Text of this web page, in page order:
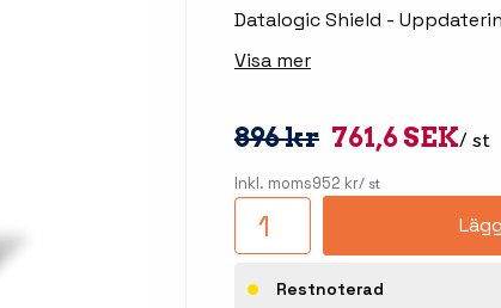
Datalogic Shield -
Visa mer
896 kr 761,6 SEK/ st
Inkl. moms952 kr/ st
Restnoterad